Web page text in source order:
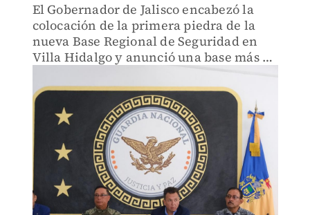
El Gobernador de Jalisco encabezó la
colocación de la primera piedra de la
nueva Base Regional de Seguridad en
Villa Hidalgo y anunció una base más de